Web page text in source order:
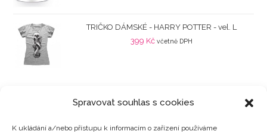
Spravovat souhlas s cookies
K ukládání a/nebo přístupu k informacím o zařízení používáme
TRIČKO DÁMSKÉ - HARRY POTTER - vel. L
399 Kč včetně DPH